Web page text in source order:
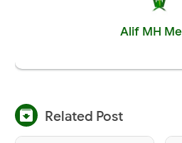
Alif MH
 Related Post